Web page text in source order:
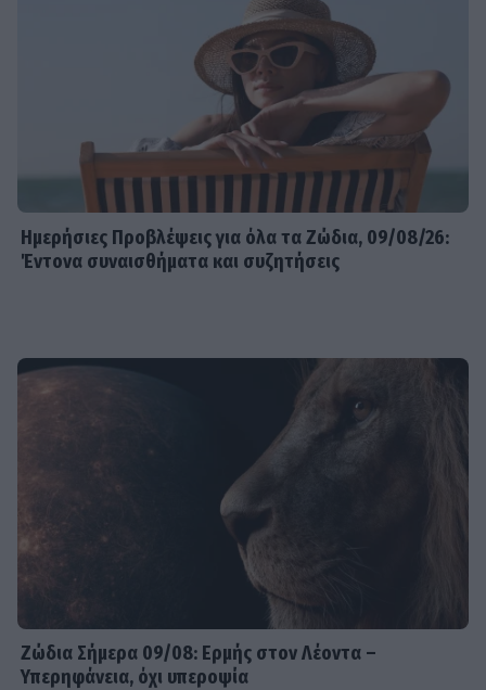
Ημερήσιες Προβλέψεις για όλα τα Ζώδια, 09/08/26:
Έντονα συναισθήματα και συζητήσεις
Ζώδια Σήμερα 09/08: Ερμής στον Λέοντα –
Υπερηφάνεια, όχι υπεροψία